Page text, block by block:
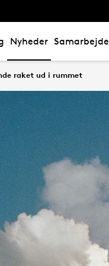
Nyheder Samarbejde
raket ud i rummet